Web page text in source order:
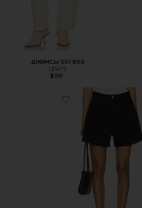
ДЖИНСЫ 501 90S
LEVI'S
$110
Favorite ШОРТЫ RHODA